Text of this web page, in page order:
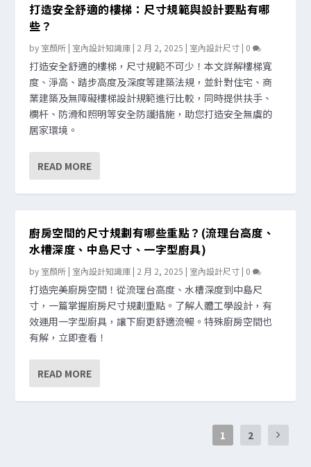
打造安全舒適的樓梯：尺寸規範與設計要點有哪
些？
by 室顏所 | 室內設計知識庫 | 2 月 2, 2025 | 室內設計尺寸 | 0
打造安全舒適的樓梯，尺寸規範不可少！本文詳解樓梯寬
度、淨高、踏步高度及深度等建築法規，並針對住宅、商
業建築及無障礙樓梯設計規範進行比較，同時提供扶手、
欄杆、防滑和照明等安全防護措施，助您打造安全無虞的
居家環境。
READ MORE
廚房空間的尺寸規劃有哪些重點？(流理台高度、
水槽深度、中島尺寸、一字型廚具)
by 室顏所 | 室內設計知識庫 | 2 月 2, 2025 | 室內設計尺寸 | 0
打造完美廚房空間！從流理台高度、水槽深度到中島尺
寸，一篇掌握廚房尺寸規劃重點。了解人體工學設計，有
效運用一字型廚具，讓下廚更舒適流暢。特殊廚房空間也
有解，立即查看！
READ MORE
1 2